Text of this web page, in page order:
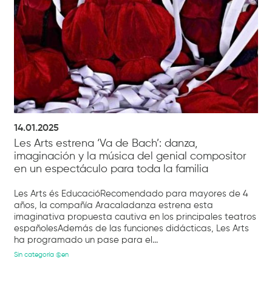
14.01.2025
Les Arts estrena ‘Va de Bach’: danza,
imaginación y la música del genial compositor
en un espectáculo para toda la familia
Les Arts és EducacióRecomendado para mayores de 4
años, la compañía Aracaladanza estrena esta
imaginativa propuesta cautiva en los principales teatros
españolesAdemás de las funciones didácticas, Les Arts
ha programado un pase para el...
Sin categoría @en